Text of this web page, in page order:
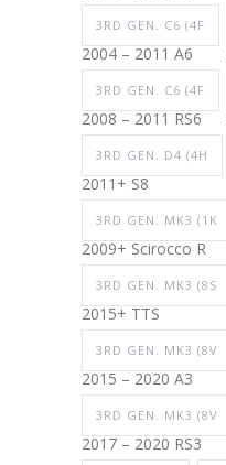
3RD GEN. C6 (4F
2004 – 2011 A6
3RD GEN. C6 (4F
2008 – 2011 RS6
3RD GEN. D4 (4H
2011+ S8
3RD GEN. MK3 (1K
2009+ Scirocco R
3RD GEN. MK3 (8S
2015+ TTS
3RD GEN. MK3 (8V
2015 – 2020 A3
3RD GEN. MK3 (8V
2017 – 2020 RS3